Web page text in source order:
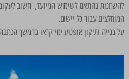
להשתנות בהתאם לשימוש המיועד, וחשוב
המומלצים עבור כל יישום.
על בנייה ותיקון אופנוע ימי קראו בהמשך